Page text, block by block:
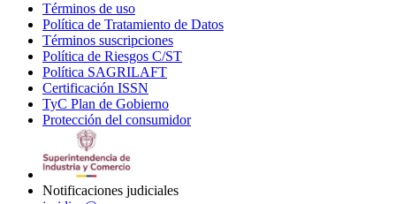
Términos de uso
in
new
window
Política de Tratamiento de Datos
Términos suscripciones
in
Política de Riesgos C/ST
Política SAGRILAFT
new
window
Certificación ISSN
in
new
TyC Plan de Gobierno
in
Protección del consumidorOpens
Notificaciones judiciales